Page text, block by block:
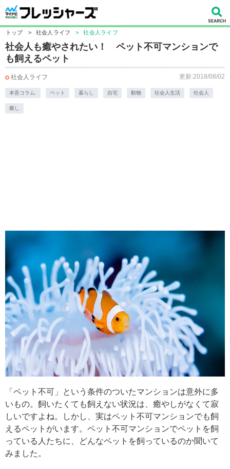
トップ > 社会人ライフ > 社会人ライフ
社会人も癒やされたい！ ペット不可マンションで
も飼えるペット
社会人ライフ 更新:2018/08/02
本音コラム. ペット 暮らし 自宅 動物 社会人生活 社会人
癒し
「ペット不可」という条件のついたマンションは意外に多
いもの。飼いたくても飼えない状況は、癒やしがなくて寂
しいですよね。しかし、実はペット不可マンションでも飼
えるペットがいます。ペット不可マンションでペットを飼
っている人たちに、どんなペットを飼っているのか聞いて
みました。